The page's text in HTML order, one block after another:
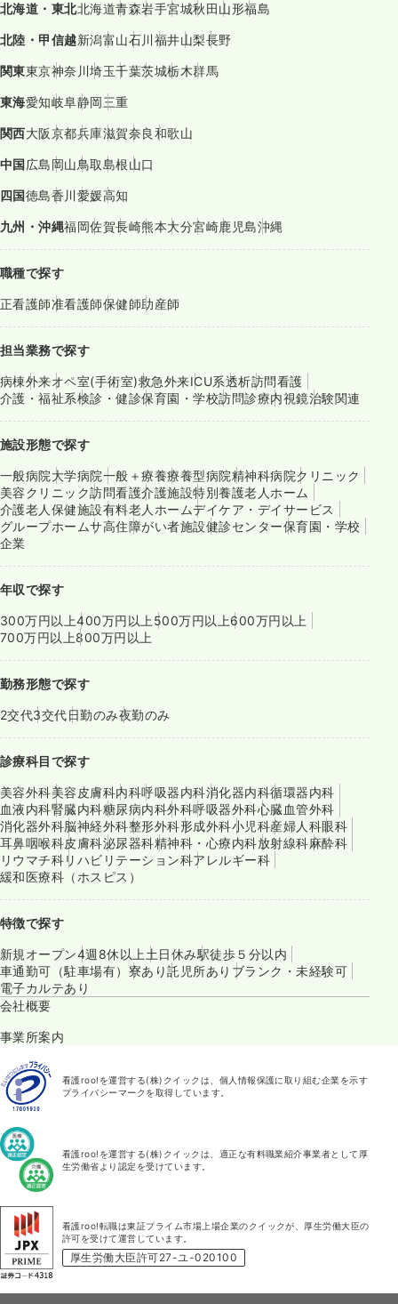
北海道・東北北海道青森岩手宮城秋田山形福島
北陸・甲信越新潟富山石川福井山梨長野
関東東京神奈川埼玉千葉茨城栃木群馬
東海愛知岐阜静岡三重
関西大阪京都兵庫滋賀奈良和歌山
中国広島岡山鳥取島根山口
四国徳島香川愛媛高知
九州・沖縄福岡佐賀長崎熊本大分宮崎鹿児島沖縄
職種で探す
正看護師准看護師保健師助産師
担当業務で探す
病棟外来オペ室(手術室)救急外来ICU系透析訪問看護
介護・福祉系検診・健診保育園・学校訪問診療内視鏡治験関連
施設形態で探す
一般病院大学病院一般＋療養療養型病院精神科病院クリニック
美容クリニック訪問看護介護施設特別養護老人ホーム
介護老人保健施設有料老人ホームデイケア・デイサービス
グループホームサ高住障がい者施設健診センター保育園・学校
企業
年収で探す
300万円以上400万円以上 500万円以上600万円以上
700万円以上800万円以上
勤務形態で探す
2交代3交代日勤のみ夜勤のみ
診療科目で探す
美容外科美容皮膚科内科呼吸器内科消化器内科循環器内科
血液内科腎臓内科糖尿病内科外科呼吸器外科心臓血管外科
消化器外科脳神経外科整形外科形成外科小児科産婦人科眼科
耳鼻咽喉科皮膚科泌尿器科精神科・心療内科放射線科麻酔科
リウマチ科リハビリテーション科アレルギー科
緩和医療科（ホスピス）
特徴で探す
新規オープン4週8休以上 土日休み駅徒歩５分以内
車通勤可（駐車場有） 寮あり託児所あり ブランク・未経験可
電子カルテあり
会社概要
事業所案内
看護roo!を運営する(株)クイックは、個人情報保護に取り組む企業を示す
プライバシーマークを取得しています。
看護roo!を運営する(株)クイックは、適正な有料職業紹介事業者として厚
生労働省より認定を受けています。
看護roo!転職は東証プライム市場上場企業のクイックが、厚生労働大臣の
許可を受けて運営しています。
厚生労働大臣許可27-ユ-020100